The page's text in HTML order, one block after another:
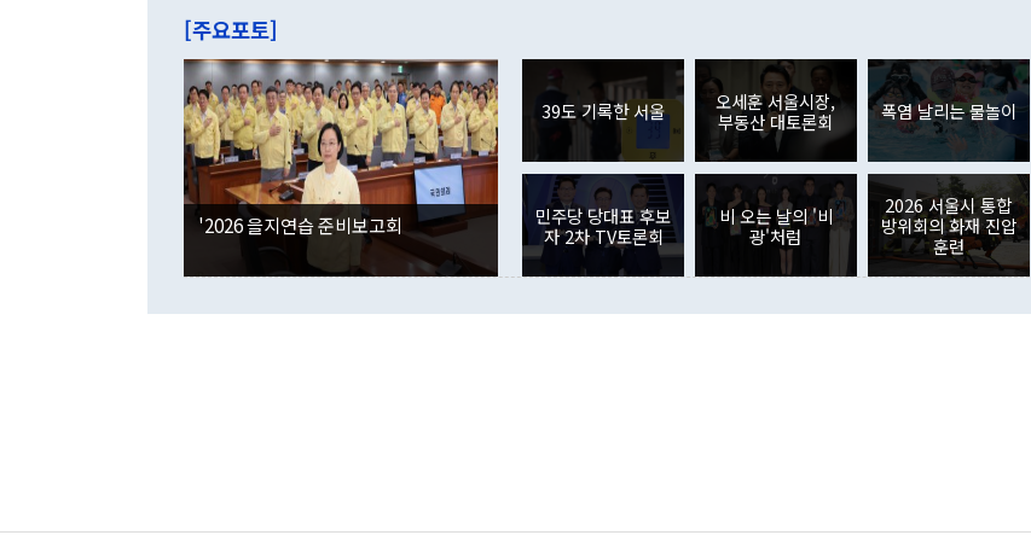
이 9월 러시아 블라디보스토크에서 열리는 '동방경제포럼(EEF)'을 언급하
며 "정부 차원에서 (참석을) 검토하고 있다"고 발언한 데 대해서도 조 장관
은 "그것은 외교부의 몫"이라며 "아직 거기까지 진도가 나가지 않았다"고
잘랐다. 정 장관이 이날 소개한 대북 구상과 설명은 정부 내 조율을 거치지
않았다는 점에서 문제가 있다. 특히 주적 표현 대체와 국호 사용, 9·19 군
사합의 복원, 4자회담 추진 등은 통일부 장관이 결정할 사안이 아니어서 월
권이라는 지적이 나오고 있다. 이 대통령은 정 장관의 업무보고를 듣고 난
뒤 "여기 업무보고에 발표했다고 승인난 건 아니다"라고 재차 확인했다. 정
부의 한 소식통은 "정 장관의 발언 내용은 대부분 국가안전보장회의(NSC)
를 거쳐 결정된 사안이 아닌 정 장관의 개인적 생각에 가깝다"며 "안보 관
련 부처 장관이 정부의 공식 정책이 아닌 사안을 추진하겠다고 업무보고를
하고 대통령의 면전에서 '국군통수권자가 나서야 한다'고 주장한 것은 심각
였던 올해 3월(369억9000만달러)을 넘어선 것이다. 직접투자에서는 내국
인의 해외투자가 80억1000만달러, 외국인의 국내투자가 46억3000만달러
각각 증가했다. 증권투자에서는 외국인의 국내 주식 매도세가 이어졌다. 외
국인의 국내 주식 투자는 차익실현 매도 등의 영향으로 316억1000만달러
감소하며 전월(-310억5000만달러)에 이어 역대 최대 순매도 기록을 다시
경신했다. 외국인의 국내 채권투자는 세계국채지수(WGBI) 자금 유입에도
분기 말 만기도래 영향으로 증가 폭이 줄어든 52억9000만달러를 기록했
다. 내국인의 해외 증권투자는 주식을 중심으로 35억6000만달러 증가했
다. eoyn2@newspim.com
[주요포토]
'2026 을지연습 준비보고회
39도 기록한 서울
오세훈 서울시장,
부동산 대토론회
폭염 날리는 물놀이
민주당 당대표 후보
자 2차 TV토론회
비 오는 날의 '비
광'처럼
2026 서울시 통합
방위회의 화재 진압
훈련